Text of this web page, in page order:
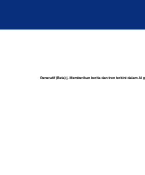
Generatif (Beta) |. Memberikan berita dan tren terkini dalam AI